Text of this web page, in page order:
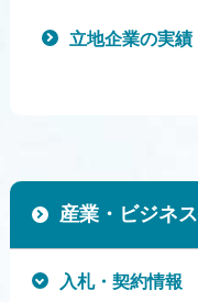
立地企業の実績
産業・ビジネス
入札・契約情報